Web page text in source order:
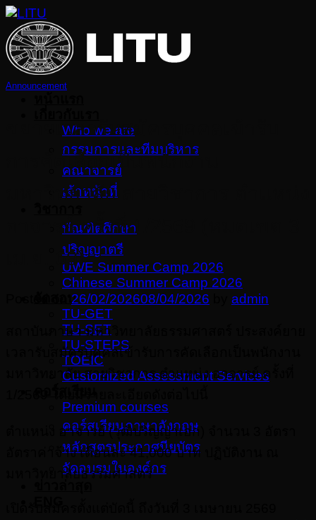
Skip
to
content
Who we are
กรรมการและทีมบริหาร
คณาจารย์
เจ้าหน้าที่
บัณฑิตศึกษา
ปริญญาตรี
UWE Summer Camp 2026
Chinese Summer Camp 2026
จัดสอบ
TU-GET
TU-SET
TU-STEPS
TOEIC
Customized Assessment Services
Premium courses
คอร์สเรียนภาษาอังกฤษ
หลักสูตรประกาศนียบัตร
จัดอบรมในองค์กร
Announcement
ขยายเวลารับสมัครบุคคลเข้ารับ
การคัดเลือกเป็นพนักงาน
มหาวิทยาลัย สายวิชาการ ตำแหน่ง
อาจารย์ ครั้งที่ 1/2569 (หมดเขต 3
เม.ย. 69)
26/02/202608/04/2026 admin
สถาบันภาษา มหาวิทยาลัยธรรมศาสตร์ ประสงค์ยาย
เวลารับสมัครบุคคลเข้ารับการคัดเลือกเป็นพนักงาน
มหาวิทยาลัย สายวิชาการ ตำแหน่ง อาจารย์ ครั้งที่
ตำแหน่ง อาจารย์ (วุฒิปริญญาเอก) จำนวน 3 อัตรา
อัตราค่าจ้าง เดือนละ 41,000 บาท ปฏิบัติงาน ณ
มหาวิทยาลัยธรรมศาสตร์